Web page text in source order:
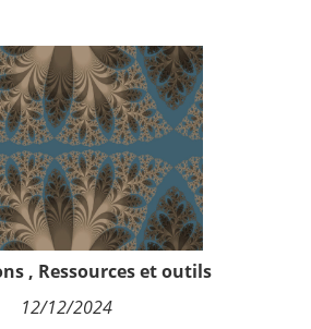
, Ressources et outils
12/12/2024